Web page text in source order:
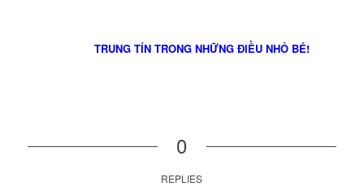
TRUNG TÍN TRONG NHỮNG ĐIỀU NHỎ BÉ!
0
REPLIES